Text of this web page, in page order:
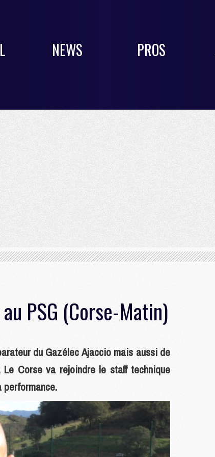
NEWS PROS
PSG (Corse-Matin)
du Gazélec Ajaccio mais aussi de
Corse va rejoindre le staff technique